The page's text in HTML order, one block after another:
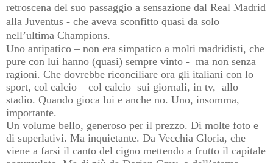
retroscena del suo passaggio a sensazione dal Real Madrid
alla Juventus - che aveva sconfitto quasi da solo
nell’ultima Champions.
Uno antipatico – non era simpatico a molti madridisti, che
pure con lui hanno (quasi) sempre vinto - ma non senza
ragioni. Che dovrebbe riconciliare ora gli italiani con lo
sport, col calcio – col calcio sui giornali, in tv, allo
stadio. Quando gioca lui e anche no. Uno, insomma,
importante.
Un volume bello, generoso per il prezzo. Di molte foto e
di superlativi. Ma inquietante. Da Vecchia Gloria, che
viene a farsi il canto del cigno mettendo a frutto il capitale